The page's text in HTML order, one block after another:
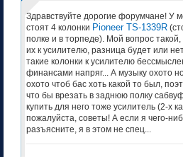
Здравствуйте дорогие форумчане! У
стоят 4 колонки Pioneer TS-1339R
полке и в торпеде). Мой вопрос
их к усилителю, разница будет или
такие колонки к усилителю
финансами напряг... А музыку охото
охото чтоб бас хоть какой то был,
что бы врезать в заднюю полку
купить для него тоже усилитель (2-х
пожалуйста, советы! А если я чего-
разъясните, я в этом не спец...